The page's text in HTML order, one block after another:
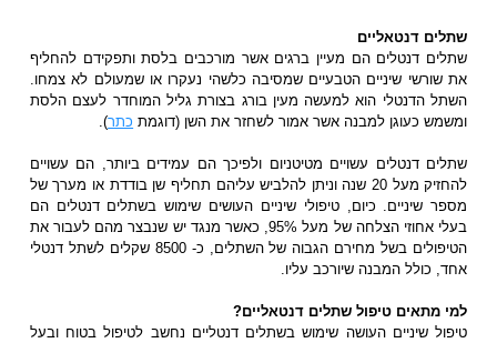
שתלים דנטאליים
שתלים דנטלים הם מעיין ברגים אשר מורכבים בלסת ותפקידם להחליף
את שורשי שיניים הטבעיים שמסיבה כלשהי נעקרו או שמעולם לא צמחו.
השתל הדנטלי הוא למעשה מעין בורג בצורת גליל המוחדר לעצם הלסת
ומשמש כעוגן למבנה אשר אמור לשחזר את השן (דוגמת כתר).
שתלים דנטלים עשויים מטיטניום ולפיכך הם עמידים ביותר, הם עשויים
להחזיק מעל 20 שנה וניתן להלביש עליהם תחליף שן בודדת או מערך של
מספר שיניים. כיום, טיפולי שיניים העושים שימוש בשתלים דנטלים הם
בעלי אחוזי הצלחה של מעל 95%, כאשר מנגד יש שנבצר מהם לעבור את
הטיפולים בשל מחירם הגבוה של השתלים, כ- 8500 שקלים לשתל דנטלי
אחד, כולל המבנה שיורכב עליו.
למי מתאים טיפול שתלים דנטאליים?
טיפול שיניים העושה שימוש בשתלים דנטליים נחשב לטיפול בטוח ובעל